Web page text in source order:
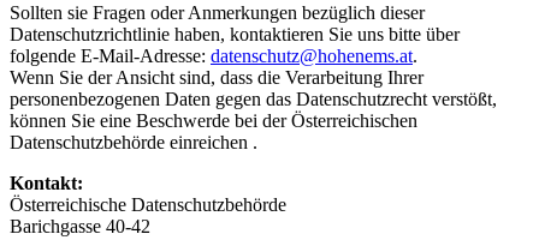
Sollten sie Fragen oder Anmerkungen bezüglich dieser
Datenschutzrichtlinie haben, kontaktieren Sie uns bitte über
folgende E-Mail-Adresse: datenschutz@hohenems.at.
Wenn Sie der Ansicht sind, dass die Verarbeitung Ihrer
personenbezogenen Daten gegen das Datenschutzrecht verstößt,
können Sie eine Beschwerde bei der Österreichischen
Datenschutzbehörde einreichen .
Kontakt:
Österreichische Datenschutzbehörde
Barichgasse 40-42